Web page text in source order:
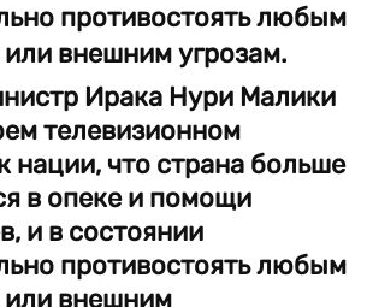
противостоять любым
внешним угрозам.
Ирака Нури Малики
телевизионном
нации, что страна больше
в опеке и помощи
и в состоянии
противостоять любым
или внешним